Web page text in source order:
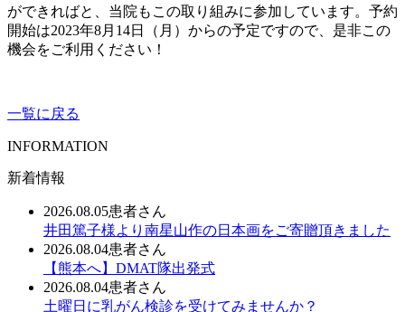
ができればと、当院もこの取り組みに参加しています。予約
開始は2023年8月 14日（月）からの予定ですので、是非この
機会をご利用ください！
一覧に戻る
INFORMATION
新着情報
2026.08.05患者さん
井田篤子様より南星山作の日本画をご寄贈頂きました
2026.08.04患者さん
【熊本へ】DMAT隊出発式
2026.08.04患者さん
土曜日に乳がん検診を受けてみませんか？